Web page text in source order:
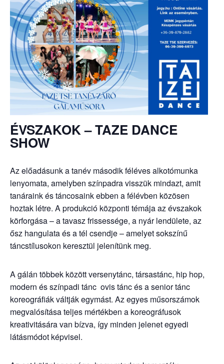
ÉVSZAKOK – TAZE DANCE
SHOW
Az előadásunk a tanév második féléves alkotómunka
lenyomata, amelyben színpadra visszük mindazt, amit
tanáraink és táncosaink ebben a félévben közösen
hoztak létre. A produkció központi témája az évszakok
körforgása – a tavasz frissessége, a nyár lendülete, az
ősz hangulata és a tél csendje – amelyet sokszínű
táncstílusokon keresztül jelenítünk meg.
A gálán többek között versenytánc, társastánc, hip hop,
modern és színpadi tánc ovis tánc és a senior tánc
koreográfiák váltják egymást. Az egyes műsorszámok
megvalósítása teljes mértékben a koreográfusok
kreativitására van bízva, így minden jelenet egyedi
látásmódot képvisel.